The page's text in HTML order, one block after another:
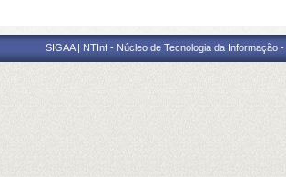
SIGAA | NTInf - Núcleo de Tecnologia da